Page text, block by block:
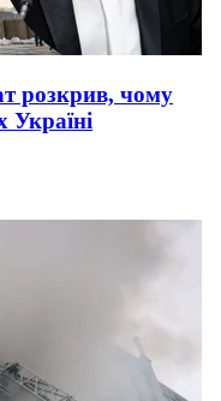
розкрив, чому
Україні